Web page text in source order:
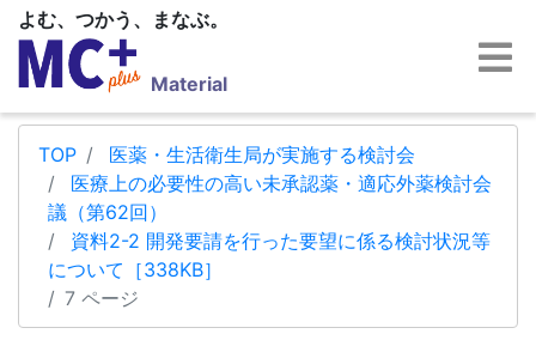
よむ、つかう、まなぶ。
Material
TOP
医薬・生活衛生局が実施する検討会
医療上の必要性の高い未承認薬・適応外薬検討会
議（第62回）
資料2-2 開発要請を行った要望に係る検討状況等
について［338KB］
7 ページ